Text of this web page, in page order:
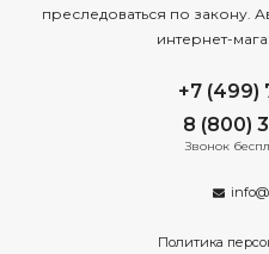
преследоваться по закону.
интернет-
+7 (499)
8 (800)
Звонок
Политика